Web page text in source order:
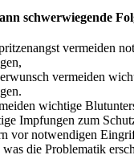
schwerwiegende
vermeiden
vermeiden
wichtige
Impfungen zum
vor notwendigen
die Problematik